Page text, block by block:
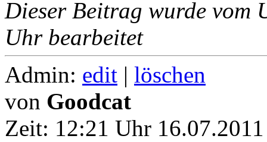
Dieser Beitrag wurde vom
Uhr bearbeitet
Admin: edit | löschen
von Goodcat
Zeit: 12:21 Uhr